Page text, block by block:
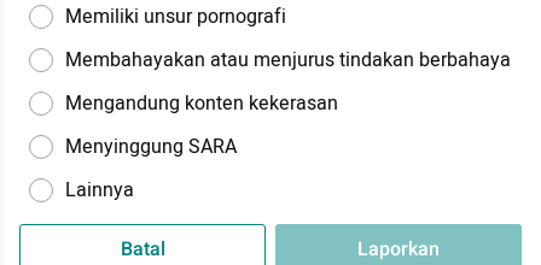
Memiliki unsur pornografi
Membahayakan atau menjurus tindakan berbahaya
Mengandung konten kekerasan
Menyinggung SARA
Lainnya
Batal Laporkan